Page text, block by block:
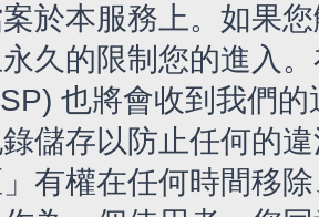
於本服務上。如果
久的限制您的進入
也將會收到我們
儲存以防止任何的
有權在任何時間移